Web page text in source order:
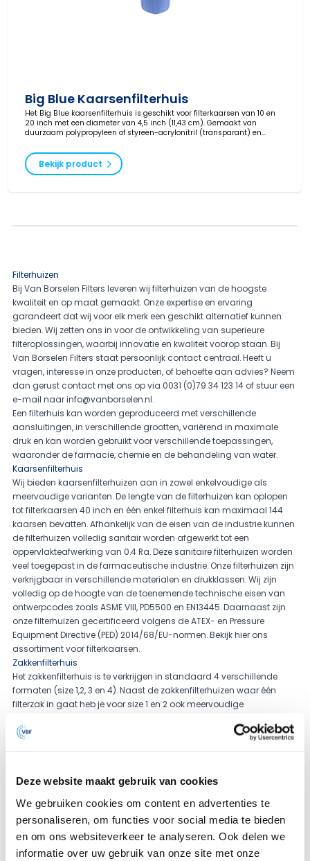
Deze website maakt gebruik van cookies
We gebruiken cookies om content en advertenties te
personaliseren, om functies voor social media te bieden
en om ons websiteverkeer te analyseren. Ook delen we
informatie over uw gebruik van onze site met onze
Big Blue Kaarsenfilterhuis
Het Big Blue kaarsenfilterhuis is geschikt voor filterkaarsen van 10 en
20 inch met een diameter van 4,5 inch (11,43 cm). Gemaakt van
duurzaam polypropyleen of styreen-acrylonitril (transparant) en
Bekijk product
Filterhuizen
Bij Van Borselen Filters leveren wij filterhuizen van de hoogste
kwaliteit en op maat gemaakt. Onze expertise en ervaring
garandeert dat wij voor elk merk een geschikt alternatief kunnen
bieden. Wij zetten ons in voor de ontwikkeling van superieure
filteroplossingen, waarbij innovatie en kwaliteit voorop staan. Bij
Van Borselen Filters staat persoonlijk contact centraal. Heeft u
vragen, interesse in onze producten, of behoefte aan advies? Neem
dan gerust contact met ons op via 0031 (0)79 34 123 14 of stuur een
e-mail naarinfo@vanborselen.nl.
Een filterhuis kan worden geproduceerd met verschillende
aansluitingen, in verschillende grootten, variërend in maximale
druk en kan worden gebruikt voor verschillende toepassingen,
waaronder de farmacie, chemie en de behandeling van water.
Kaarsenfilterhuis
Wij bieden kaarsenfilterhuizen aan in zowel enkelvoudige als
meervoudige varianten. De lengte van de filterhuizen kan oplopen
tot filterkaarsen 40 inch en één enkel filterhuis kan maximaal 144
kaarsen bevatten. Afhankelijk van de eisen van de industrie kunnen
de filterhuizen volledig sanitair worden afgewerkt tot een
oppervlakteafwerking van 0.4 Ra. Deze sanitaire filterhuizen worden
veel toegepast in de farmaceutische industrie. Onze filterhuizen zijn
verkrijgbaar in verschillende materialen en drukklassen. Wij zijn
volledig op de hoogte van de toenemende technische eisen van
ontwerpcodes zoals ASME VIII, PD5500 en EN13445. Daarnaast zijn
onze filterhuizen gecertificeerd volgens de ATEX- en Pressure
Equipment Directive (PED) 2014/68/EU-normen. Bekijk hier ons
assortiment voorfilterkaarsen.
Zakkenfilterhuis
Het zakkenfilterhuis is te verkrijgen in standaard 4 verschillende
formaten (size 1,2, 3 en 4). Naast de zakkenfilterhuizen waar één
filterzak in gaat heb je voor size 1 en 2 ook meervoudige
industrie stelt, kunnen de filterhuizenhuizen volledig sanitair worden
filterhuizen beschikbaar tot een maximale druk van 10 bar. Een
hogere maximale druk is ook mogelijk op aanvraag. Dit type
filterhuis is veel voorkomend voor de behandeling van water, in de
chemie en voedingsmiddelen en dranken. Wij zijn bekend met de
toenemende technische eisen van ontwerpcodes zoals o.a. ASME
VIII, PD5500 en EN13445. Onze filterhuizen zijn ATEX en Pressure